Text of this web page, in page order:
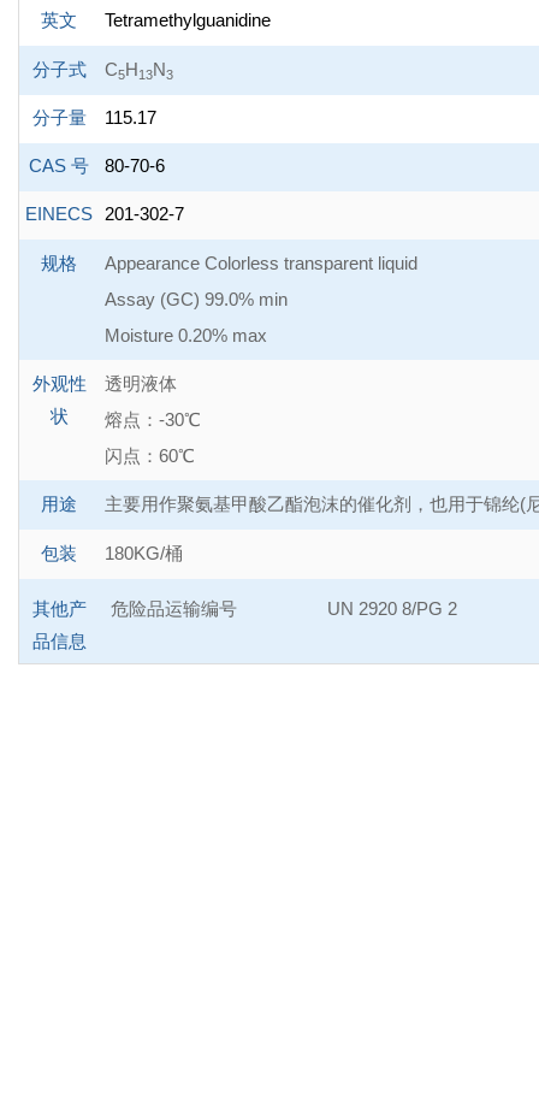
英文 Tetramethylguanidine
分子式 C5H13N3
分子量 115.17
CAS 号 80-70-6
EINECS 201-302-7
规格
Appearance Colorless transparent liquid
Assay (GC) 99.0% min
Moisture 0.20% max
外观性
状
透明液体
熔点：-30℃
闪点：60℃
用途 主要用作聚氨基甲酸乙酯泡沫的催化剂，也用于锦纶(
包装 180KG/桶
其他产
品信息
危险品运输编号 UN 2920 8/PG 2